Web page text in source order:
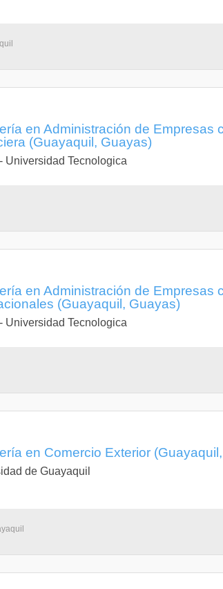
en Administración de Empresas
(Guayaquil, Guayas)
Universidad Tecnologica
en Administración de Empresas
(Guayaquil, Guayas)
Universidad Tecnologica
en Comercio Exterior
de Guayaquil